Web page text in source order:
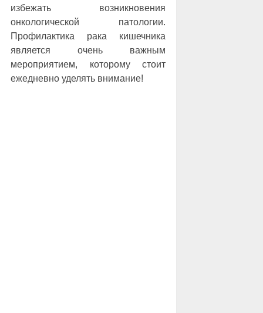
избежать возникновения
онкологической патологии.
Профилактика рака кишечника
является очень важным
мероприятием, которому стоит
ежедневно уделять внимание!